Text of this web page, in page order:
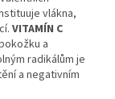
vlákna,
VITAMÍN C
a
radikálům je
a negativním